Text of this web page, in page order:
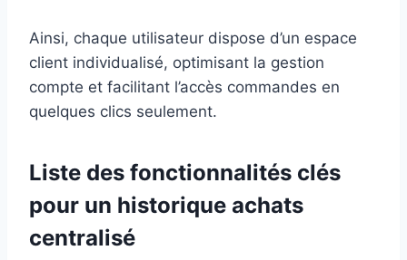
Ainsi, chaque utilisateur dispose d’un espace
client individualisé, optimisant la gestion
compte et facilitant l’accès commandes en
quelques clics seulement.
Liste des fonctionnalités clés
pour un historique achats
centralisé